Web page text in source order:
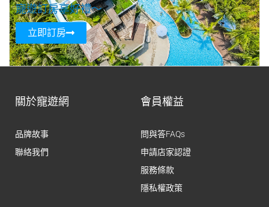
寵遊訂房享好禮～
立即訂房
關於寵遊網
品牌故事
聯絡我們
會員權益
問與答FAQs
申請店家認證
服務條款
隱私權政策